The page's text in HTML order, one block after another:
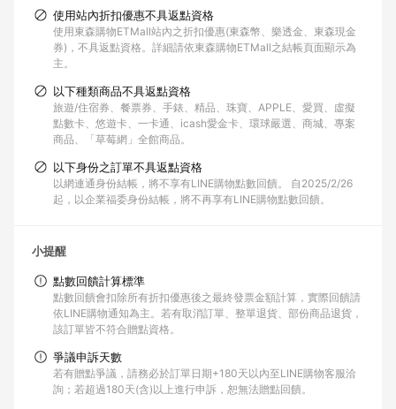
使用站內折扣優惠不具返點資格
使用東森購物ETMall站內之折扣優惠(東森幣、樂透金、東森現金
券)，不具返點資格。詳細請依東森購物ETMall之結帳頁面顯示為
主。
以下種類商品不具返點資格
旅遊/住宿券、餐票券、手錶、精品、珠寶、APPLE、愛買、虛擬
點數卡、悠遊卡、一卡通、icash愛金卡、環球嚴選、商城、專案
商品、「草莓網」全館商品。
以下身份之訂單不具返點資格
以網連通身份結帳，將不享有LINE購物點數回饋。 自2025/2/26
起，以企業福委身份結帳，將不再享有LINE購物點數回饋。
小提醒
點數回饋計算標準
點數回饋會扣除所有折扣優惠後之最終發票金額計算，實際回饋請
依LINE購物通知為主。若有取消訂單、整單退貨、部份商品退貨，
該訂單皆不符合贈點資格。
爭議申訴天數
若有贈點爭議，請務必於訂單日期+180天以內至LINE購物客服洽
詢；若超過180天(含)以上進行申訴，恕無法贈點回饋。